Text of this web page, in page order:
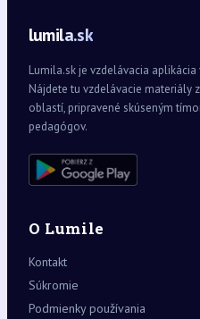
lumila.sk
Lumila.sk je vzdelávacia
Nájdete tu vzdelávacie materiály
oblastí, pripravené skúseným
pedagógov.
O Lumile
Kontakt
Súkromie
Podmienky používania